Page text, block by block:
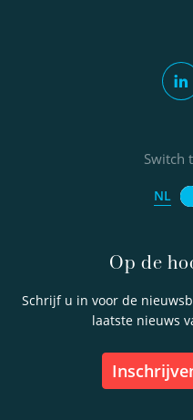
Op de
Schrijf u in voor de
laatste nieuws
Switch
NL